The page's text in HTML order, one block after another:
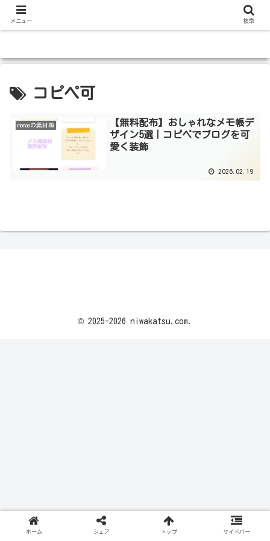
コピペ可
manaoの素材箱
【無料配布】おしゃれなメモ帳デ
ザイン5選｜コピペでブログを可
愛く装飾
2026.02.19
© 2025-2026 niwakatsu.com.
メニュー 検索
ホーム シェア トップ サイドバー